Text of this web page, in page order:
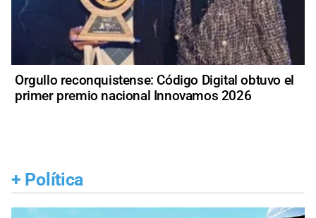
Orgullo reconquistense: Código Digital obtuvo el
primer premio nacional Innovamos 2026
+ Política